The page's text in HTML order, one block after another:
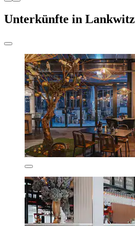
Unterkünfte in Lankwitz